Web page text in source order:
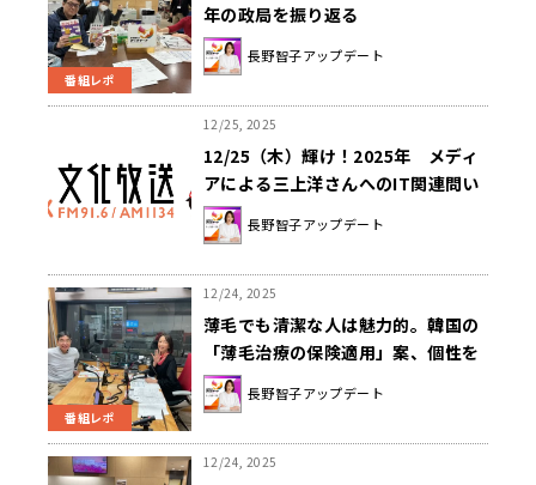
番組レポ
年の政局を振り返る
長野智子アップデート
12/25, 2025
12/25（木）輝け！2025年 メディ
アによる三上洋さんへのIT関連問い
合わせランキング
長野智子アップデート
番組レポ
12/24, 2025
薄毛でも清潔な人は魅力的。韓国の
「薄毛治療の保険適用」案、個性を
隠す必要あるのか
長野智子アップデート
12/24, 2025